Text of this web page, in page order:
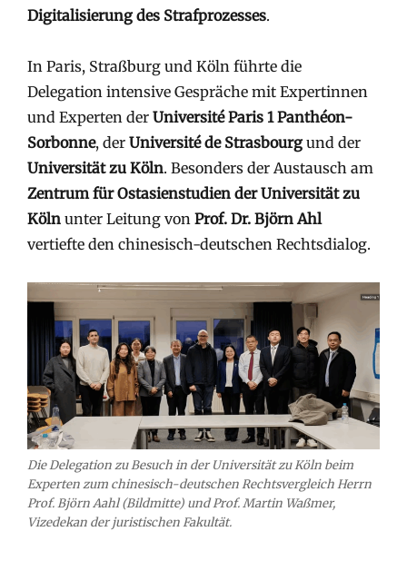
Digitalisierung des Strafprozesses.
In Paris, Straßburg und Köln führte die
Delegation intensive Gespräche mit Expertinnen
und Experten der Université Paris 1 Panthéon-
Sorbonne, der Université de Strasbourgund der
Universität zu Köln. Besonders der Austausch am
Zentrum für Ostasienstudien der Universität zu
Köln unter Leitung von Prof. Dr. Björn Ahl
vertiefte den chinesisch-deutschen Rechtsdialog.
Die Delegation zu Besuch in der Universität zu Köln beim
Experten zum chinesisch-deutschen Rechtsvergleich Herrn
Prof. Björn Aahl (Bildmitte) und Prof. Martin Waßmer,
Vizedekan der juristischen Fakultät.